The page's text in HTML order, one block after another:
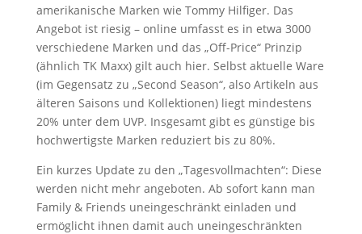
amerikanische Marken wie Tommy Hilfiger. Das
Angebot ist riesig – online umfasst es in etwa 3000
verschiedene Marken und das „Off-Price“ Prinzip
(ähnlich TK Maxx) gilt auch hier. Selbst aktuelle Ware
(im Gegensatz zu „Second Season“, also Artikeln aus
älteren Saisons und Kollektionen) liegt mindestens
20% unter dem UVP. Insgesamt gibt es günstige bis
hochwertigste Marken reduziert bis zu 80%.
Ein kurzes Update zu den „Tagesvollmachten“: Diese
werden nicht mehr angeboten. Ab sofort kann man
Family & Friends uneingeschränkt einladen und
ermöglicht ihnen damit auch uneingeschränkten